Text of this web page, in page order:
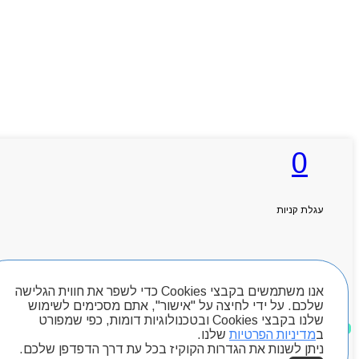
אנו משתמשים בקבצי Cookies כדי לשפר את חווית הגלישה
שלכם. על ידי לחיצה על "אישור", אתם מסכימים לשימוש
שלנו בקבצי Cookies ובטכנולוגיות דומות, כפי שמפורט
במדיניות הפרטיות שלנו.
ניתן לשנות את הגדרות הקוקיז בכל עת דרך הדפדפן שלכם.
0
עגלת קניות
חיפוש מוצרים
מוצרים שאהבתי
Products search
אודותניו
קטלוג מוצרים
המגזין
יצירת קשר
מותגים